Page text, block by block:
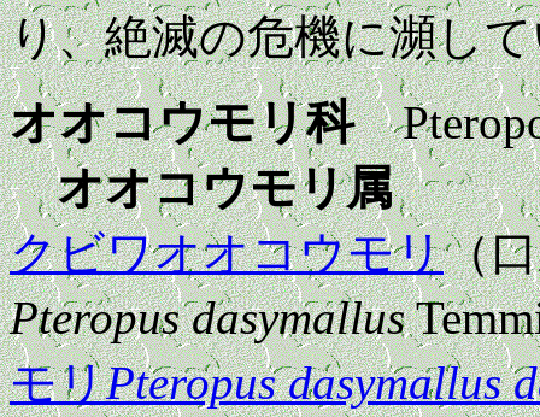
り、絶滅の危機に瀕し
オオコウモリ科
オオコウモリ属
クビワオオコウモリ（
Pteropus dasymallus
モリPteropus dasymallus